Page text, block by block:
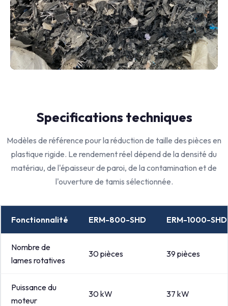
Specifications techniques
Modèles de référence pour la réduction de taille des pièces en
plastique rigide. Le rendement réel dépend de la densité du
matériau, de l'épaisseur de paroi, de la contamination et de
l'ouverture de tamis sélectionnée.
Fonctionnalité ERM-800-SHD ERM-1000-SHD
Nombre de
lames rotatives
30 pièces 39 pièces
Puissance du
moteur
30 kW 37 kW